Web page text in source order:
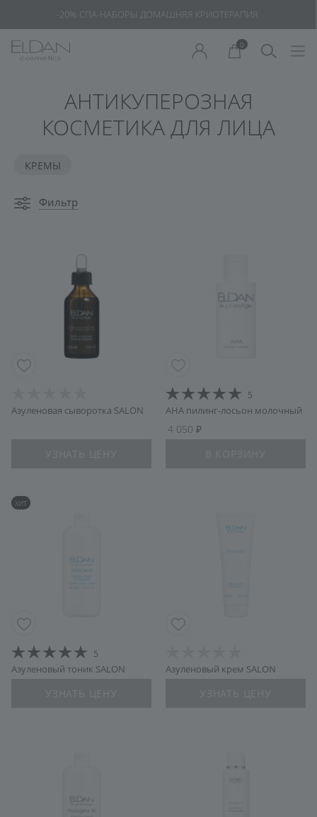
-20% СПА-НАБОРЫ ДОМАШНЯЯ КРИОТЕРАПИЯ
0
АНТИКУПЕРОЗНАЯ
КОСМЕТИКА ДЛЯ ЛИЦА
КРЕМЫ
Фильтр
Азуленовая сыворотка SALON
5
АНА пилинг-лосьон молочный
4 050
ХИТ
5
Азуленовый тоник SALON Азуленовый крем SALON